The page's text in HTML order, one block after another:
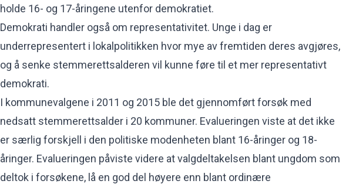
holde 16- og 17-åringene utenfor demokratiet.
Demokrati handler også om representativitet. Unge i dag er
underrepresentert i lokalpolitikken hvor mye av fremtiden deres avgjøres,
og å senke stemmerettsalderen vil kunne føre til et mer representativt
demokrati.
I kommunevalgene i 2011 og 2015 ble det gjennomført forsøk med
nedsatt stemmerettsalder i 20 kommuner. Evalueringen viste at det ikke
er særlig forskjell i den politiske modenheten blant 16-åringer og 18-
åringer. Evalueringen påviste videre at valgdeltakelsen blant ungdom som
deltok i forsøkene, lå en god del høyere enn blant ordinære